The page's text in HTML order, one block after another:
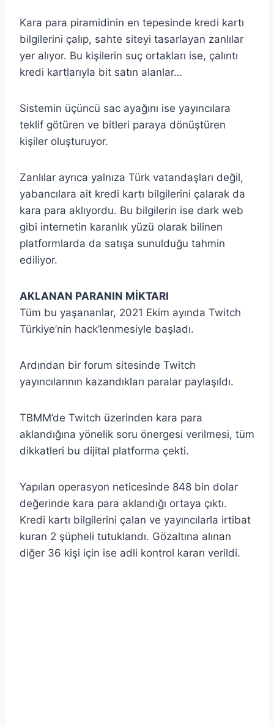
Kara para piramidinin en tepesinde kredi kartı
bilgilerini çalıp, sahte siteyi tasarlayan zanlılar
yer alıyor. Bu kişilerin suç ortakları ise, çalıntı
kredi kartlarıyla bit satın alanlar…
Sistemin üçüncü sac ayağını ise yayıncılara
teklif götüren ve bitleri paraya dönüştüren
kişiler oluşturuyor.
Zanlılar ayrıca yalnıza Türk vatandaşları değil,
yabancılara ait kredi kartı bilgilerini çalarak da
kara para aklıyordu. Bu bilgilerin ise dark web
gibi internetin karanlık yüzü olarak bilinen
platformlarda da satışa sunulduğu tahmin
ediliyor.
AKLANAN PARANIN MİKTARI
Tüm bu yaşananlar, 2021 Ekim ayında Twitch
Türkiye’nin hack’lenmesiyle başladı.
Ardından bir forum sitesinde Twitch
yayıncılarının kazandıkları paralar paylaşıldı.
TBMM’de Twitch üzerinden kara para
aklandığına yönelik soru önergesi verilmesi, tüm
dikkatleri bu dijital platforma çekti.
Yapılan operasyon neticesinde 848 bin dolar
değerinde kara para aklandığı ortaya çıktı.
Kredi kartı bilgilerini çalan ve yayıncılarla irtibat
kuran 2 şüpheli tutuklandı. Gözaltına alınan
diğer 36 kişi için ise adli kontrol kararı verildi.